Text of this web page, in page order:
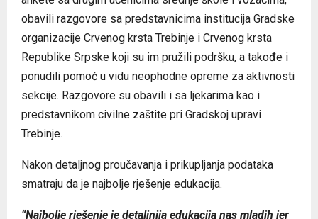
obavili razgovore sa predstavnicima institucija Gradske
organizacije Crvenog krsta Trebinje i Crvenog krsta
Republike Srpske koji su im pružili podršku, a takođe i
ponudili pomoć u vidu neophodne opreme za aktivnosti
sekcije. Razgovore su obavili i sa ljekarima kao i
predstavnikom civilne zaštite pri Gradskoj upravi
Trebinje.
Nakon detaljnog proučavanja i prikupljanja podataka
smatraju da je najbolje rješenje edukacija.
“Najbolje rješenje je detaljnija edukacija nas mladih jer